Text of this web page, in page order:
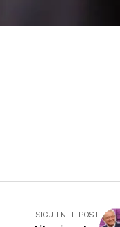
SIGUIENTE POST